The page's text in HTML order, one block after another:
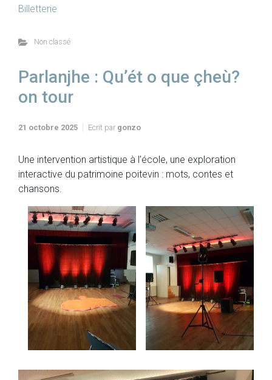
Billetterie
Non classé
Parlanjhe : Qu’ét o que çheù?
on tour
21 octobre 2025 Ecrit par gonzo
Une intervention artistique à l’école, une exploration
interactive du patrimoine poitevin : mots, contes et
chansons.